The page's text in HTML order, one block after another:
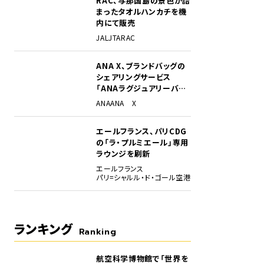
まったタオルハンカチを機
内にて販売
JALJTARAC
ANA X、ブランドバッグの
シェアリングサービス
「ANAラグジュアリーバッ
グ」開始
ANAANA X
エールフランス、パリCDG
の「ラ・プルミエール」専用
ラウンジを刷新
エールフランス
パリ=シャルル・ド・ゴール空港
ランキング Ranking
航空科学博物館で「世界を